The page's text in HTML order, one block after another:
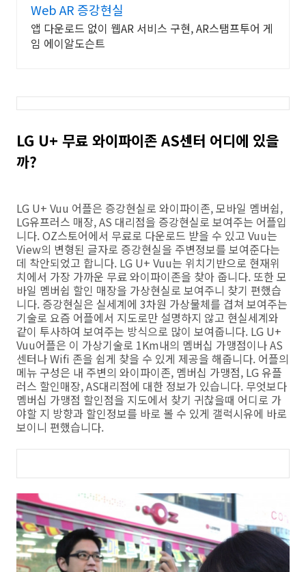
Web AR 증강현실
앱 다운로드 없이 웹AR 서비스 구현, AR스탬프투어 게
임 에이알도슨트
LG U+ 무료 와이파이존 AS센터 어디에 있을
까?
LG U+ Vuu 어플은 증강현실로 와이파이존, 모바일 멤버쉽,
LG유프러스 매장, AS 대리점을 증강현실로 보여주는 어플입
니다. OZ스토어에서 무료로 다운로드 받을 수 있고 Vuu는
View의 변형된 글자로 증강현실을 주변정보를 보여준다는
데 착안되었고 합니다. LG U+ Vuu는 위치기반으로 현재위
치에서 가장 가까운 무료 와이파이존을 찾아 줍니다. 또한 모
바일 멤버쉽 할인 매장을 가상현실로 보여주니 찾기 편했습
니다. 증강현실은 실세계에 3차원 가상물체를 겹쳐 보여주는
기술로 요즘 어플에서 지도로만 설명하지 않고 현실세계와
같이 투사하여 보여주는 방식으로 많이 보여줍니다. LG U+
Vuu어플은 이 가상기술로 1Km내의 멤버십 가맹점이나 AS
센터나 Wifi 존을 쉽게 찾을 수 있게 제공을 해줍니다. 어플의
메뉴 구성은 내 주변의 와이파이존, 멤버십 가맹점, LG 유플
러스 할인매장, AS대리점에 대한 정보가 있습니다. 무엇보다
멤버십 가맹점 할인점을 지도에서 찾기 귀찮을때 어디로 가
야할 지 방향과 할인정보를 바로 볼 수 있게 갤럭시유에 바로
보이니 편했습니다.